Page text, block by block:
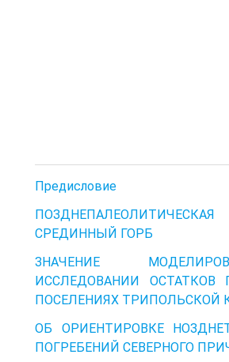
Предисловие
СРЕДИННЫЙ ГОРБ
ЗНАЧЕНИЕ
ИССЛЕДОВАНИИ ОСТАТКОВ
ПОСЕЛЕНИЯХ ТРИПОЛЬСКОЙ
ОБ ОРИЕНТИРОВКЕ
ПОГРЕБЕНИЙ СЕВЕРНОГО